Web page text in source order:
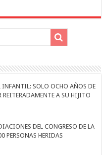
INFANTIL: SOLO OCHO AÑOS DE
A SU HIJITO
DEL CONGRESO DE LA
PERSONAS HERIDAS